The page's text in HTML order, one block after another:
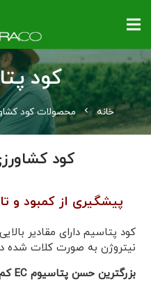
کود
خانه chevron_left محصولات کود
کود
پیشگیری از کمبود و
کود پتاسیم دارای مقادیر
نیتروژن به صورت کلات شده
بزرگترین حسن پتاسیوم EC کم آن می باشد.